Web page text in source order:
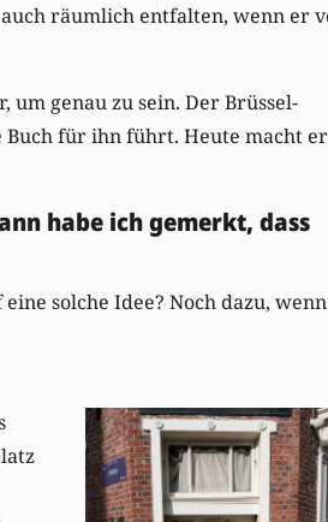
räumlich entfalten, wenn er
genau zu sein. Der Brüssel-
Buch für ihn führt. Heute macht er
habe ich gemerkt, dass
solche Idee? Noch dazu, wenn